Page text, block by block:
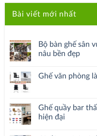
Bài viết mới nhất
Bộ bàn ghế sân
nâu bền đẹp
Ghế văn phòng
Ghế quầy bar
hiện đại